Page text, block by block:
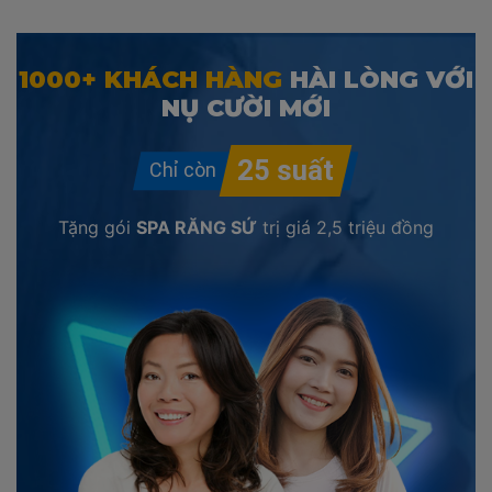
1000+ KHÁCH HÀNG HÀI LÒNG VỚI
NỤ CƯỜI MỚI
Tặng gói SPA RĂNG SỨ trị giá 2,5 triệu đồng